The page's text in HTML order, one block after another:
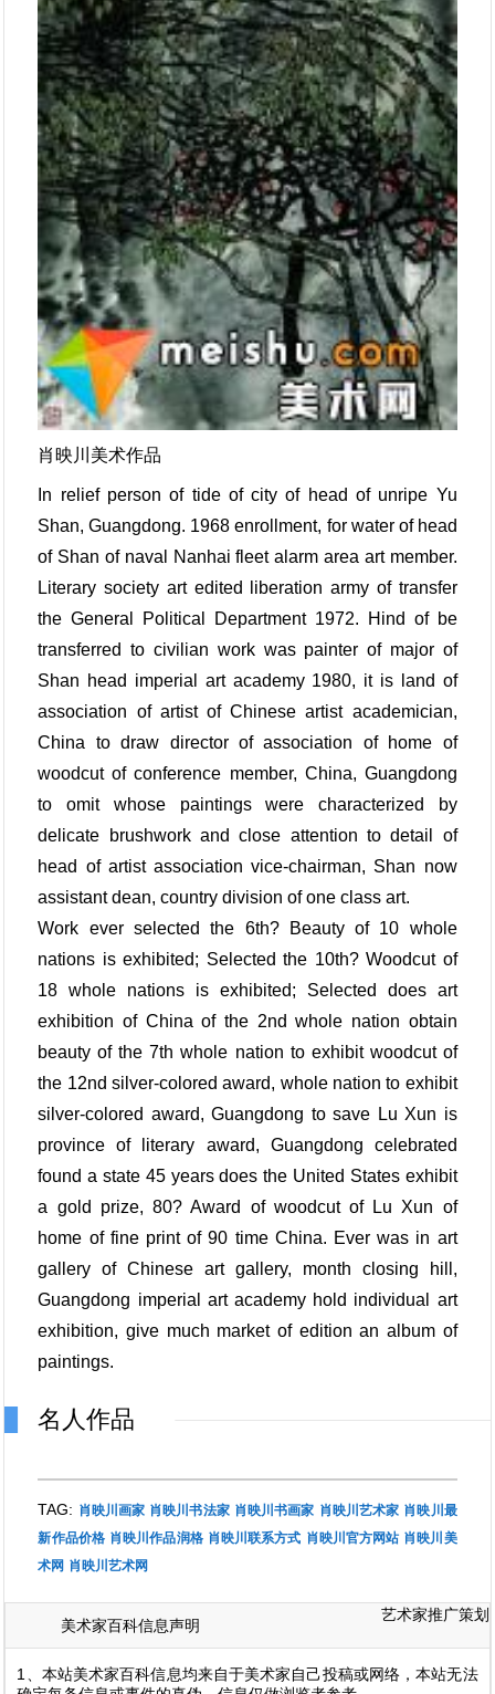
肖映川美术作品
In relief person of tide of city of head of unripe Yu
Shan, Guangdong. 1968 enrollment, for water of head
of Shan of naval Nanhai fleet alarm area art member.
Literary society art edited liberation army of transfer
the General Political Department 1972. Hind of be
transferred to civilian work was painter of major of
Shan head imperial art academy 1980, it is land of
association of artist of Chinese artist academician,
China to draw director of association of home of
woodcut of conference member, China, Guangdong
to omit whose paintings were characterized by
delicate brushwork and close attention to detail of
head of artist association vice-chairman, Shan now
assistant dean, country division of one class art.
Work ever selected the 6th? Beauty of 10 whole
nations is exhibited; Selected the 10th? Woodcut of
18 whole nations is exhibited; Selected does art
exhibition of China of the 2nd whole nation obtain
beauty of the 7th whole nation to exhibit woodcut of
the 12nd silver-colored award, whole nation to exhibit
silver-colored award, Guangdong to save Lu Xun is
province of literary award, Guangdong celebrated
found a state 45 years does the United States exhibit
a gold prize, 80? Award of woodcut of Lu Xun of
home of fine print of 90 time China. Ever was in art
gallery of Chinese art gallery, month closing hill,
Guangdong imperial art academy hold individual art
exhibition, give much market of edition an album of
paintings.
名人作品
TAG: 肖映川画家 肖映川书法家 肖映川书画家 肖映川艺术家 肖映川最
新作品价格 肖映川作品润格 肖映川联系方式 肖映川官方网站 肖映川美
术网 肖映川艺术网
美术家百科信息声明
艺术家推广策划
1、本站美术家百科信息均来自于美术家自己投稿或网络，本站无法